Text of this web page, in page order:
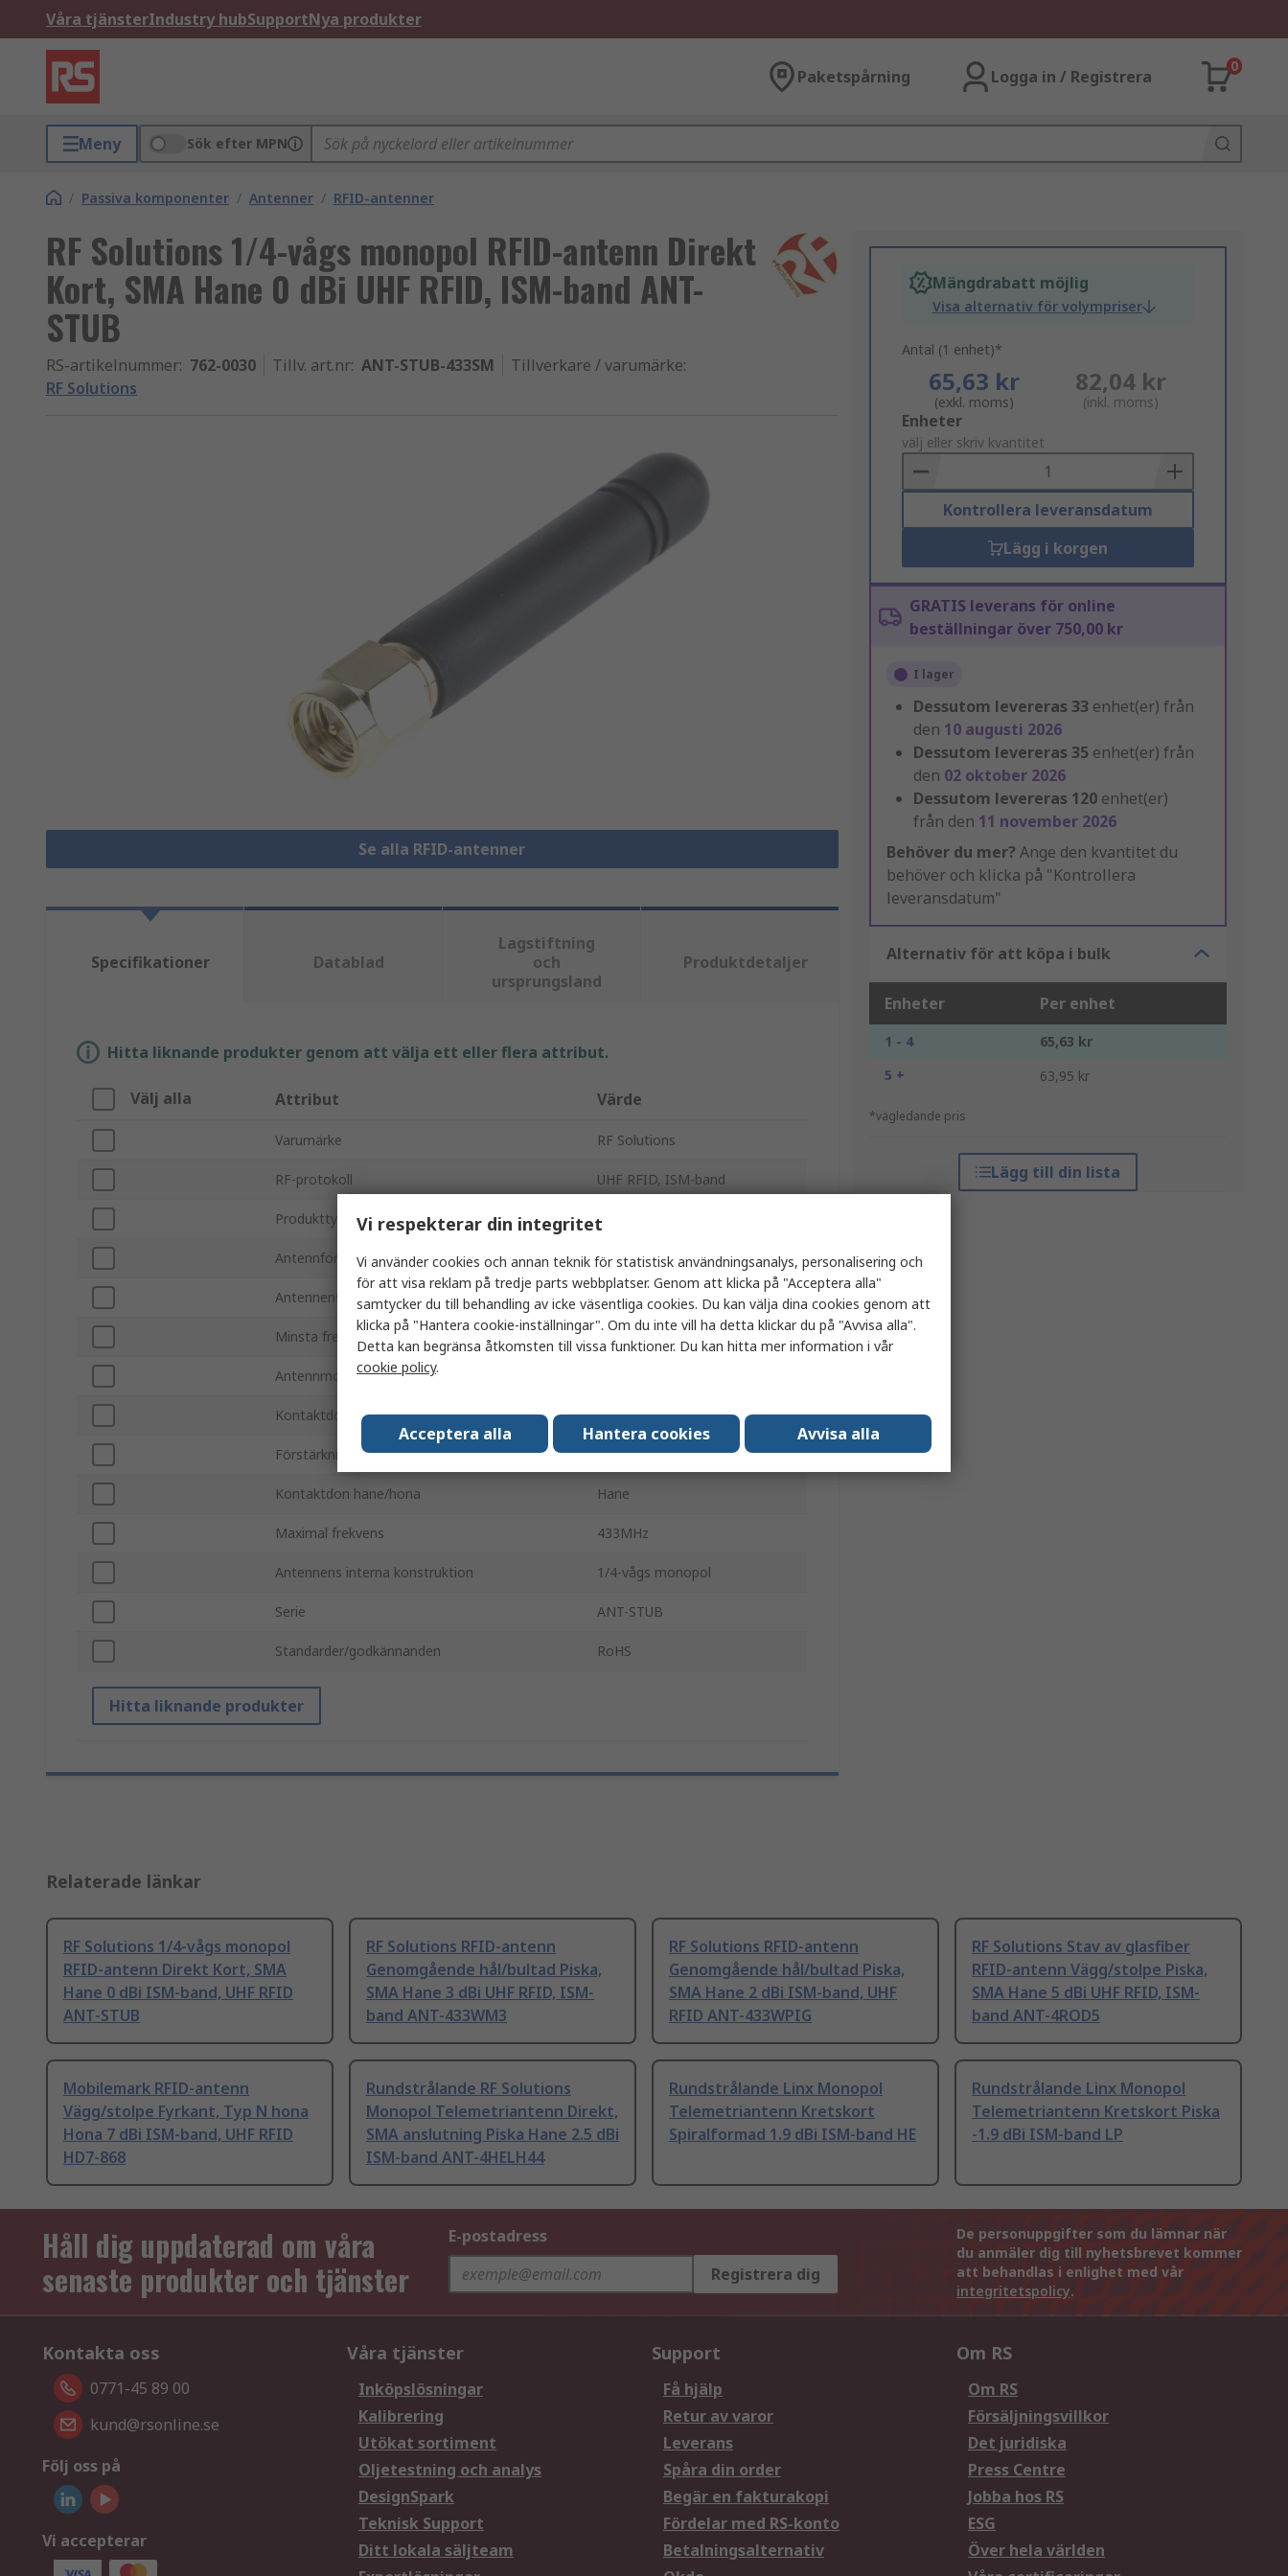
Våra tjänsterIndustry hubSupportNya produkter
Paketspårning Logga in / Registrera
0
Meny Sök efter MPN
/ Passiva komponenter / Antenner / RFID-antenner
RF Solutions 1/4-vågs monopol RFID-antenn Direkt
Kort, SMA Hane 0 dBi UHF RFID, ISM-band ANT-
STUB
RS-artikelnummer: 762-0030 Tillv. art.nr: ANT-STUB-433SM Tillverkare / varumärke:
RF Solutions
Se alla RFID-antenner
Mängdrabatt möjlig
Visa alternativ för volympriser
Antal (1 enhet)*
65,63 kr
(exkl. moms)
82,04 kr
(inkl. moms)
Add
to
Basket
Enheter
välj eller skriv kvantitet
Kontrollera leveransdatum
Lägg i korgen
GRATIS leverans för online
beställningar över 750,00 kr
I lager
Dessutom levereras 33 enhet(er) från
den 10 augusti 2026
Dessutom levereras 35 enhet(er) från
den 02 oktober 2026
Dessutom levereras 120 enhet(er)
från den 11 november 2026
Behöver du mer? Ange den kvantitet du
behöver och klicka på "Kontrollera
leveransdatum"
Alternativ för att köpa i bulk
Enheter Per enhet
1 - 4
65,63 kr
5 +
63,95 kr
*vägledande pris
Lägg till din lista
Specifikationer Datablad
Lagstiftning
och
ursprungsland
Produktdetaljer
Hitta liknande produkter genom att välja ett eller flera attribut.
Välj alla Attribut Värde
Varumärke RF Solutions
RF-protokoll UHF RFID, ISM-band
Produkttyp RFID-antenn
Antennformfaktor Kort
Antennens fysiska form Kort
Minsta frekvens 433MHz
Antennmonteringstyp
Kontaktdonstyp SMA
Förstärkning 0dBi
Kontaktdon hane/hona Hane
Maximal frekvens 433MHz
Antennens interna konstruktion 1/4-vågs monopol
Serie ANT-STUB
Standarder/godkännanden RoHS
Hitta liknande produkter
Relaterade länkar
RF Solutions 1/4-vågs monopol
RFID-antenn Direkt Kort, SMA
Hane 0 dBi ISM-band, UHF RFID
ANT-STUB
RF Solutions RFID-antenn
Genomgående hål/bultad Piska,
SMA Hane 3 dBi UHF RFID, ISM-
band ANT-433WM3
RF Solutions RFID-antenn
Genomgående hål/bultad Piska,
SMA Hane 2 dBi ISM-band, UHF
RFID ANT-433WPIG
RF Solutions Stav av glasfiber
RFID-antenn Vägg/stolpe Piska,
SMA Hane 5 dBi UHF RFID, ISM-
band ANT-4ROD5
Mobilemark RFID-antenn
Vägg/stolpe Fyrkant, Typ N hona
Hona 7 dBi ISM-band, UHF RFID
HD7-868
Rundstrålande RF Solutions
Monopol Telemetriantenn Direkt,
SMA anslutning Piska Hane 2.5 dBi
ISM-band ANT-4HELH44
Rundstrålande Linx Monopol
Telemetriantenn Kretskort
Spiralformad 1.9 dBi ISM-band HE
Rundstrålande Linx Monopol
Telemetriantenn Kretskort Piska
-1.9 dBi ISM-band LP
Håll dig uppdaterad om våra
senaste produkter och tjänster
E-postadress
Registrera dig
De personuppgifter som du lämnar när
du anmäler dig till nyhetsbrevet kommer
att behandlas i enlighet med vår
integritetspolicy.
Kontakta oss
0771-45 89 00
kund@rsonline.se
Följ oss på
Vi accepterar
Våra tjänster
Inköpslösningar
Kalibrering
Utökat sortiment
Oljetestning och analys
DesignSpark
Teknisk Support
Ditt lokala säljteam
Support
Få hjälp
Retur av varor
Leverans
Spåra din order
Begär en fakturakopi
Fördelar med RS-konto
Betalningsalternativ
Om RS
Om RS
Försäljningsvillkor
Det juridiska
Press Centre
Jobba hos RS
ESG
Över hela världen
Vi respekterar din integritet
Vi använder cookies och annan teknik för statistisk användningsanalys, personalisering och
för att visa reklam på tredje parts webbplatser. Genom att klicka på "Acceptera alla"
samtycker du till behandling av icke väsentliga cookies. Du kan välja dina cookies genom att
klicka på "Hantera cookie-inställningar". Om du inte vill ha detta klickar du på "Avvisa alla".
Detta kan begränsa åtkomsten till vissa funktioner. Du kan hitta mer information i vår
cookie policy.
Acceptera alla Hantera cookies Avvisa alla